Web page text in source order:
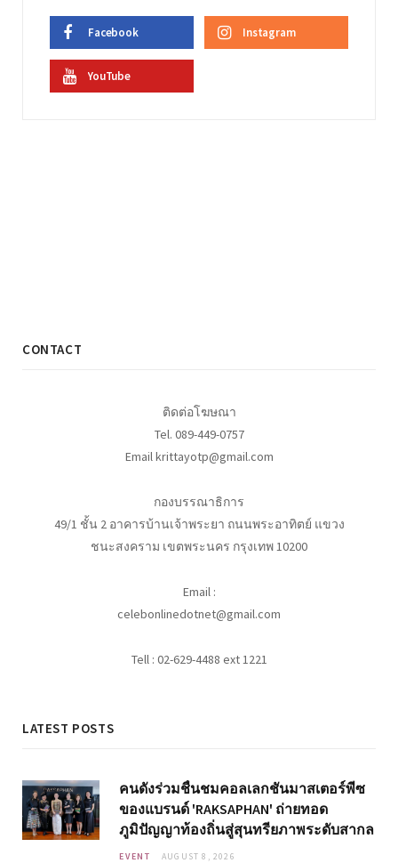
Facebook Instagram
YouTube
CONTACT
ติดต่อโฆษณา
Tel. 089-449-0757
Email krittayotp@gmail.com
กองบรรณาธิการ
49/1 ชั้น 2 อาคารบ้านเจ้าพระยา ถนนพระอาทิตย์ แขวง
ชนะสงคราม เขตพระนคร กรุงเทพ 10200
Email :
celebonlinedotnet@gmail.com
Tell : 02-629-4488 ext 1221
LATEST POSTS
คนดังร่วมชื่นชมคอลเลกชันมาสเตอร์พีซ
ของแบรนด์ 'RAKSAPHAN' ถ่ายทอด
ภูมิปัญญาท้องถิ่นสู่สุนทรียภาพระดับสากล
EVENT AUGUST 8, 2026